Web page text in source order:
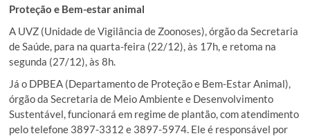
Proteção e Bem-estar animal
A UVZ (Unidade de Vigilância de Zoonoses), órgão da Secretaria
de Saúde, para na quarta-feira (22/12), às 17h, e retoma na
segunda (27/12), às 8h.
Já o DPBEA (Departamento de Proteção e Bem-Estar Animal),
órgão da Secretaria de Meio Ambiente e Desenvolvimento
Sustentável, funcionará em regime de plantão, com atendimento
pelo telefone 3897-3312 e 3897-5974. Ele é responsável por